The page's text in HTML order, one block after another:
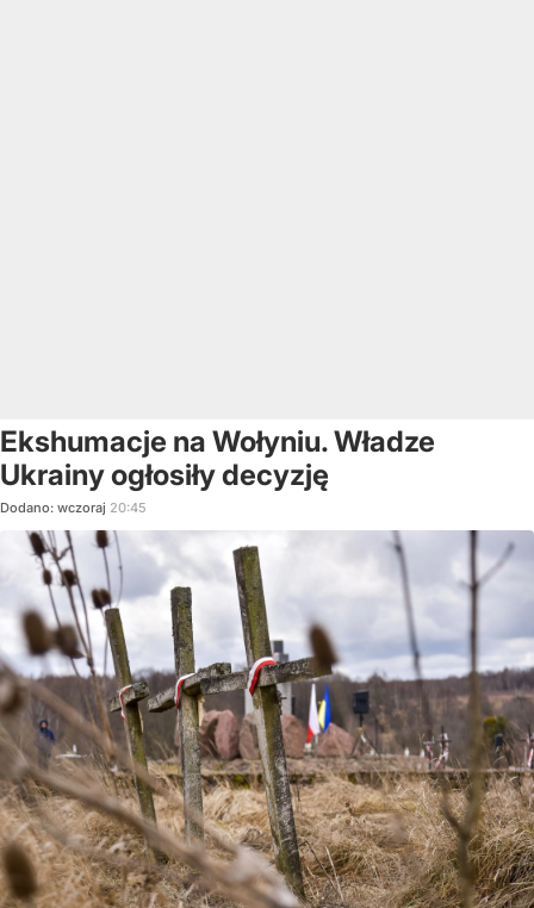
Ekshumacje na Wołyniu. Władze
Ukrainy ogłosiły decyzję
Dodano: wczoraj 20:45